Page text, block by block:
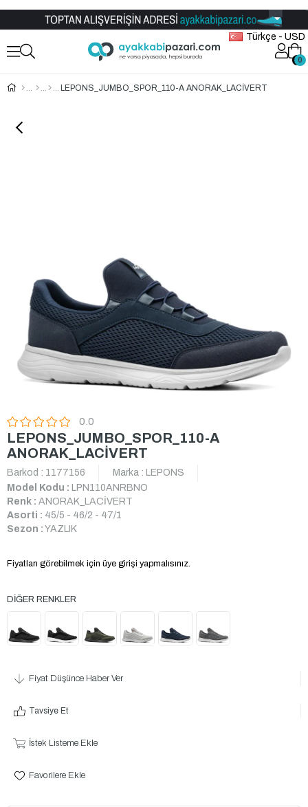
Türkçe - USD
00
LEPONS_JUMBO_SPOR_110-A ANORAK_LACİVERT
0.0
LEPONS_JUMBO_SPOR_110-A
ANORAK_LACİVERT
Barkod : 1177156 Marka : LEPONS
Model Kodu : LPN110ANRBNO
Renk : ANORAK_LACİVERT
Asorti : 45/5 - 46/2 - 47/1
Sezon : YAZLIK
Fiyatları görebilmek için üye girişi yapmalısınız.
Fiyat Düşünce Haber Ver
Tavsiye Et
İstek Listeme Ekle
Favorilere Ekle